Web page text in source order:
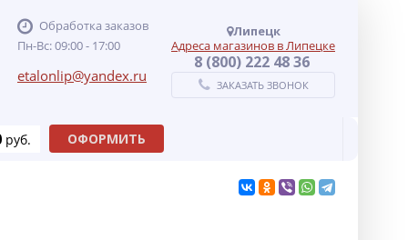
Обработка заказов
Пн-Вс: 09:00 - 17:00
etalonlip@yandex.ru
Липецк
Адреса магазинов в Липецке
8 (800) 222 48 36
ЗАКАЗАТЬ ЗВОНОК
руб. ОФОРМИТЬ